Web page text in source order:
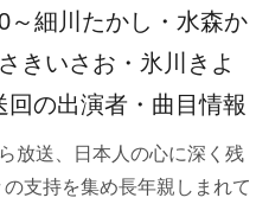
細川たかし・水森か
きいさお・氷川きよ
の出演者・曲目情報
放送、日本人の心に深く残
支持を集め長年親しまれて